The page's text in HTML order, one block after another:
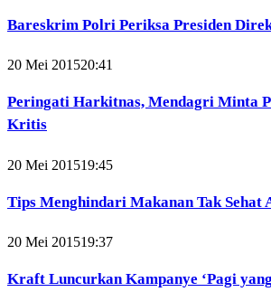
Bareskrim Polri Periksa Presiden
20 Mei 201520:41
Peringati Harkitnas, Mendagri Minta
Kritis
20 Mei 201519:45
Tips Menghindari Makanan Tak Sehat
20 Mei 201519:37
Kraft Luncurkan Kampanye ‘Pagi